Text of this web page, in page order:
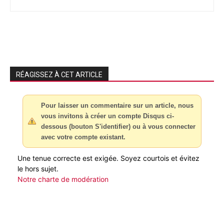
RÉAGISSEZ À CET ARTICLE
Pour laisser un commentaire sur un article, nous
vous invitons à créer un compte Disqus ci-
dessous (bouton S'identifier) ou à vous connecter
avec votre compte existant.
Une tenue correcte est exigée. Soyez courtois et évitez
le hors sujet.
Notre charte de modération